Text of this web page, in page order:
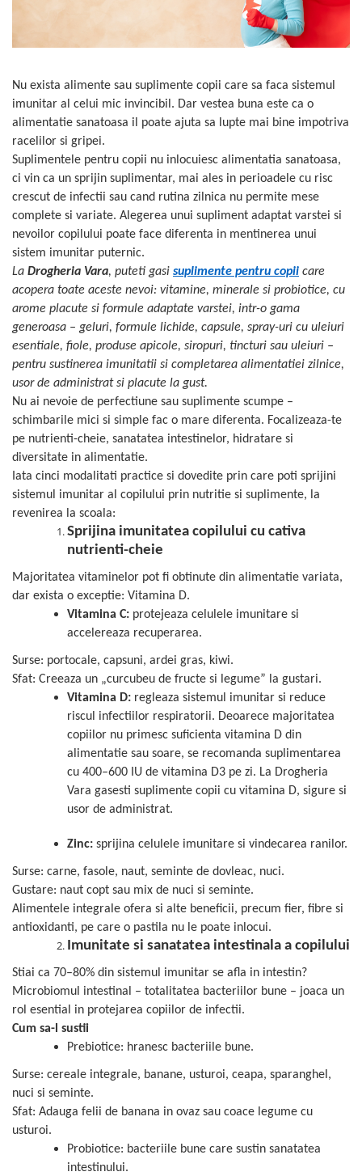
Piele, păr & unghii
Tranzit intestinal
Sănătatea copiilor
Performanta sportiva
Sanatate Orala
Alergii
Anti Intepaturi
Seruri
Demachiante
Geluri de curățare
Ape micelare
Tonere
Măști pentru față
Exfoliante
Creme pentru ochi
Balsam buze
Îngrijirea Corpului
Creme de corp
Loțiuni
Unturi de corp
Uleiuri de corp
Geluri de duș
Scruburi
Protecție Solară
Creme SPF față
Creme SPF corp
Spray SPF
Uleiuri bronzare
Acceleratoare bronz
Deodorante
Mâini și Unghii
Creme mâini
Tratamente unghii
Cosmetice coreene
Beauty of Joseon
Mary & May
BIODANCE
Haruharu Wonder
Medicube
ARIUL
Dr. Althea
DELLA BORN
Creatina
Curcumin (Turmeric)
Enzime
Fibre
Fier
Garcinia
Ghimbir
Ginkgo biloba
Ginseng
Glucozamina
Glutation
L-Arginina
L-Carnitina
L-Glutamina
Lecitina
Maca
Magneziu
Miere de Manuka
Multivitamine
Omega
Palmier pitic
Quercetin
Resveratrol
Scortisoara
Seminte de in
Ulei de cocos
Ulei de peste
Ulei MCT
Vitamina A
Vitamina B
Vitamina C
Vitamina D
Vitamina E
Vitamina K
Zinc
Cătină
Chlorella
Nu exista alimente sau suplimente copii care sa faca sistemul
imunitar al celui mic invincibil. Dar vestea buna este ca o
alimentatie sanatoasa il poate ajuta sa lupte mai bine impotriva
racelilor si gripei.
Suplimentele pentru copii nu inlocuiesc alimentatia sanatoasa,
ci vin ca un sprijin suplimentar, mai ales in perioadele cu risc
crescut de infectii sau cand rutina zilnica nu permite mese
complete si variate. Alegerea unui supliment adaptat varstei si
nevoilor copilului poate face diferenta in mentinerea unui
sistem imunitar puternic.
La Drogheria Vara, puteti gasi suplimente pentru copii care
acopera toate aceste nevoi: vitamine, minerale si probiotice, cu
arome placute si formule adaptate varstei, intr-o gama
generoasa – geluri, formule lichide, capsule, spray-uri cu uleiuri
esentiale, fiole, produse apicole, siropuri, tincturi sau uleiuri –
pentru sustinerea imunitatii si completarea alimentatiei zilnice,
usor de administrat si placute la gust.
Nu ai nevoie de perfectiune sau suplimente scumpe –
schimbarile mici si simple fac o mare diferenta. Focalizeaza-te
pe nutrienti-cheie, sanatatea intestinelor, hidratare si
diversitate in alimentatie.
Iata cinci modalitati practice si dovedite prin care poti sprijini
sistemul imunitar al copilului prin nutritie si suplimente, la
revenirea la scoala:
Sprijina imunitatea copilului cu cativa
nutrienti-cheie
Majoritatea vitaminelor pot fi obtinute din alimentatie variata,
dar exista o exceptie: Vitamina D.
Vitamina C: protejeaza celulele imunitare si
accelereaza recuperarea.
Surse: portocale, capsuni, ardei gras, kiwi.
Sfat: Creeaza un „curcubeu de fructe si legume” la gustari.
Vitamina D: regleaza sistemul imunitar si reduce
riscul infectiilor respiratorii. Deoarece majoritatea
copiilor nu primesc suficienta vitamina D din
alimentatie sau soare, se recomanda suplimentarea
cu 400–600 IU de vitamina D3 pe zi. La Drogheria
Vara gasesti suplimente copii cu vitamina D, sigure si
usor de administrat.
Zinc: sprijina celulele imunitare si vindecarea ranilor.
Surse: carne, fasole, naut, seminte de dovleac, nuci.
Gustare: naut copt sau mix de nuci si seminte.
Alimentele integrale ofera si alte beneficii, precum fier, fibre si
antioxidanti, pe care o pastila nu le poate inlocui.
Imunitate si sanatatea intestinala a copilului
Stiai ca 70–80% din sistemul imunitar se afla in intestin?
Microbiomul intestinal – totalitatea bacteriilor bune – joaca un
rol esential in protejarea copiilor de infectii.
Cum sa-l sustii
Prebiotice: hranesc bacteriile bune.
Surse: cereale integrale, banane, usturoi, ceapa, sparanghel,
nuci si seminte.
Sfat: Adauga felii de banana in ovaz sau coace legume cu
usturoi.
Probiotice: bacteriile bune care sustin sanatatea
intestinului.